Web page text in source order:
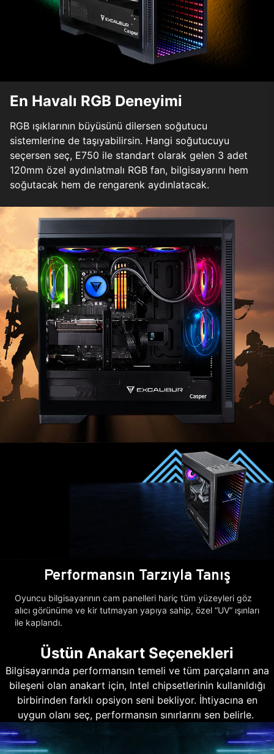
En Havalı RGB Deneyimi
RGB ışıklarının büyüsünü dilersen soğutucu
sistemlerine de taşıyabilirsin. Hangi soğutucuyu
seçersen seç, E750 ile standart olarak gelen 3 adet
120mm özel aydınlatmalı RGB fan, bilgisayarını hem
soğutacak hem de rengarenk aydınlatacak.
Performansın Tarzıyla Tanış
Oyuncu bilgisayarının cam panelleri hariç tüm yüzeyleri göz
alıcı görünüme ve kir tutmayan yapıya sahip, özel “UV” ışınları
ile kaplandı.
Üstün Anakart Seçenekleri
Bilgisayarında performansın temeli ve tüm parçaların ana
bileşeni olan anakart için, Intel chipsetlerinin kullanıldığı
birbirinden farklı opsiyon seni bekliyor. İhtiyacına en
uygun olanı seç, performansın sınırlarını sen belirle.